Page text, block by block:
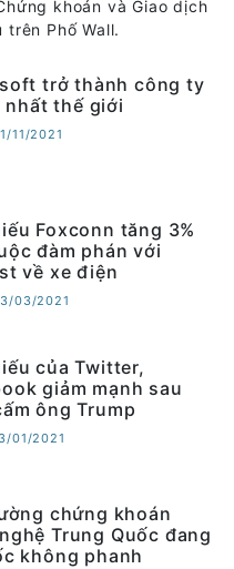
khoán và Giao dịch
trên Phố Wall.
trở thành công ty
nhất thế giới
11/2021
Foxconn tăng 3%
đàm phán với
về xe điện
03/2021
của Twitter,
giảm mạnh sau
ông Trump
01/2021
chứng khoán
Trung Quốc đang
không phanh